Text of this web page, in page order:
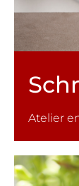
Atelier